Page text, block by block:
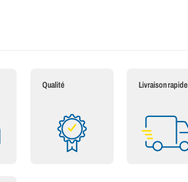
Qualité Livraison rapide